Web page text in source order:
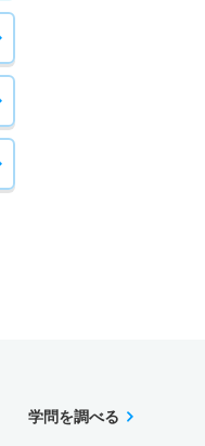
学問を調べる